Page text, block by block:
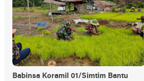
Babinsa Koramil 01/Simtim Bantu